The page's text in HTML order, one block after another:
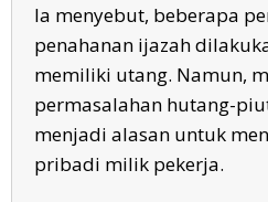
Ia menyebut, beberapa
penahanan ijazah
memiliki utang. Namun,
permasalahan hutang-
menjadi alasan untuk
pribadi milik pekerja.